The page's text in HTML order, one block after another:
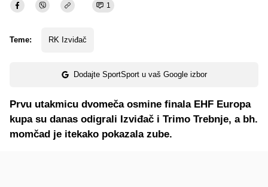
1
Teme: RK Izviđač
Dodajte SportSport u vaš Google izbor
Prvu utakmicu dvomeča osmine finala EHF Europa
kupa su danas odigrali Izviđač i Trimo Trebnje, a bh.
momčad je itekako pokazala zube.